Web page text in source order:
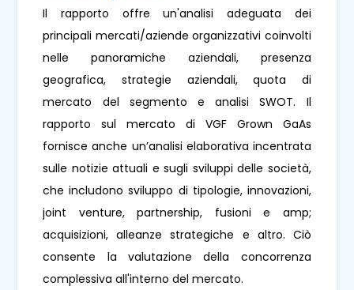
Il rapporto offre un'analisi adeguata dei
principali mercati/aziende organizzativi coinvolti
nelle panoramiche aziendali, presenza
geografica, strategie aziendali, quota di
mercato del segmento e analisi SWOT. Il
rapporto sul mercato di VGF Grown GaAs
fornisce anche un’analisi elaborativa incentrata
sulle notizie attuali e sugli sviluppi delle società,
che includono sviluppo di tipologie, innovazioni,
joint venture, partnership, fusioni e amp;
acquisizioni, alleanze strategiche e altro. Ciò
consente la valutazione della concorrenza
complessiva all'interno del mercato.